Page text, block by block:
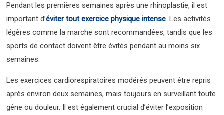
Pendant les premières semaines après une rhinoplastie, il est
important d’éviter tout exercice physique intense. Les activités
légères comme la marche sont recommandées, tandis que les
sports de contact doivent être évités pendant au moins six
semaines.
Les exercices cardiorespiratoires modérés peuvent être repris
après environ deux semaines, mais toujours en surveillant toute
gêne ou douleur. Il est également crucial d’éviter l’exposition